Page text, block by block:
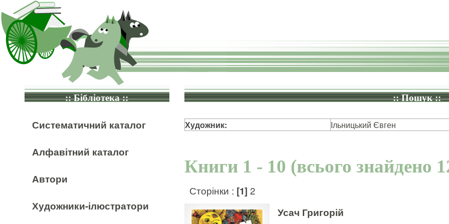
:: Бібліотека ::
Систематичний каталог
Алфавітний каталог
Автори
Художники-ілюстратори
:: Пошук ::
Художник: Ільницький Євген
Книги 1 - 10 (всього знайдено
Сторінки : [1] 2
Усач Григорій